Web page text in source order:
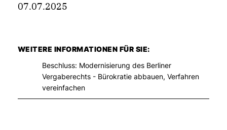
07.07.2025
WEITERE INFORMATIONEN FÜR SIE:
Beschluss: Modernisierung des Berliner
Vergaberechts - Bürokratie abbauen, Verfahren
vereinfachen